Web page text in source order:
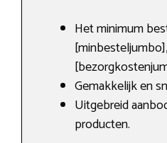
Het minimum
Gemakkelijk en
Uitgebreid
producten.